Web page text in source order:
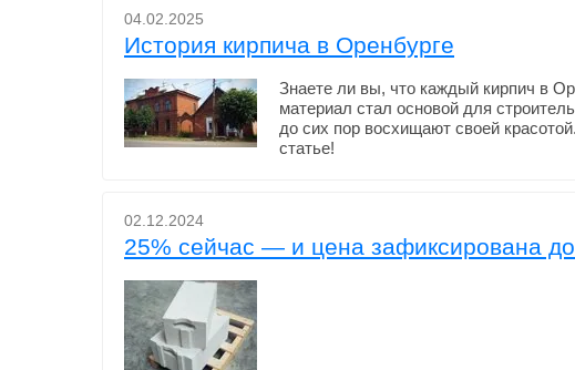
04.02.2025
История кирпича в Оренбурге
Знаете ли вы, что каждый кирпич в
материал стал основой для
до сих пор восхищают своей
статье!
02.12.2024
25% сейчас — и цена зафиксирована